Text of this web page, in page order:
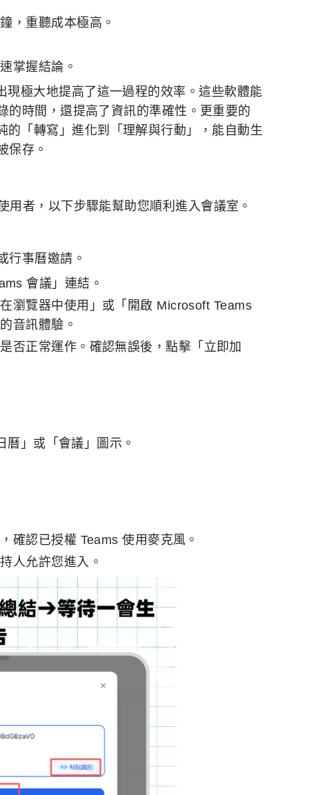
，重聽成本極高。
掌握結論。
極大地提高了這一過程的效率。這些軟體能
的時間，還提高了資訊的準確性。更重要的
的「轉寫」進化到「理解與行動」，能自動生
保存。
者，以下步驟能幫助您順利進入會議室。
行事曆邀請。
會議」連結。
瀏覽器中使用」或「開啟 Microsoft Teams
音訊體驗。
否正常運作。確認無誤後，點擊「立即加
」或「會議」圖示。
確認已授權 Teams 使用麥克風。
人允許您進入。